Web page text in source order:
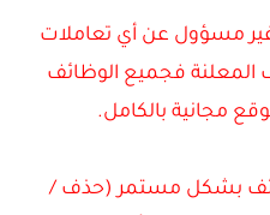
مسؤول عن أي تعاملات
المعلنة فجميع الوظائف
مجانية بالكامل.
بشكل مستمر (حذف /